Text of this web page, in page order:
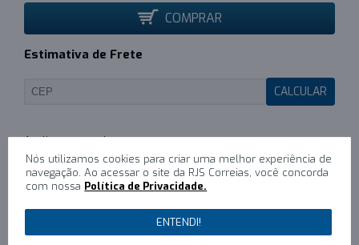
COMPRAR
Estimativa de Frete
CALCULAR
0 /Escreva um comentário
DESCRIÇÃO
COMENTÁRIOS (0)
Nós utilizamos cookies para criar uma melhor experiência de
navegação. Ao acessar o site da RJS Correias, você concorda
com nossa Política de Privacidade.
ENTENDI!